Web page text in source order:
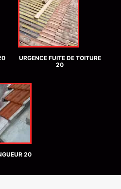
URGENCE FUITE DE TOITURE
20
20